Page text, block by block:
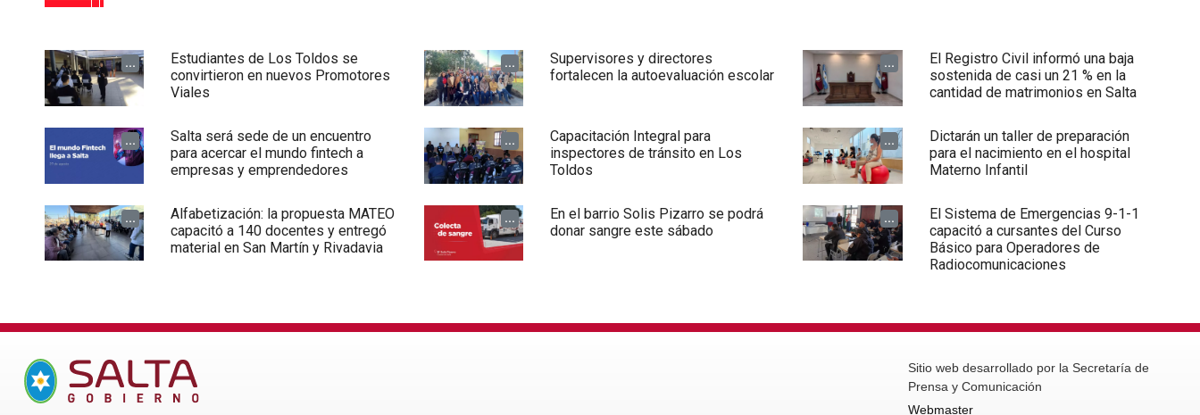
...
Estudiantes de Los Toldos se
convirtieron en nuevos Promotores
Viales
...
Supervisores y directores
fortalecen la autoevaluación escolar
...
El Registro Civil informó una baja
sostenida de casi un 21 % en la
cantidad de matrimonios en Salta
...
Salta será sede de un encuentro
para acercar el mundo fintech a
empresas y emprendedores
...
Capacitación Integral para
inspectores de tránsito en Los
Toldos
...
Dictarán un taller de preparación
para el nacimiento en el hospital
Materno Infantil
...
Alfabetización: la propuesta MATEO
capacitó a 140 docentes y entregó
material en San Martín y Rivadavia
...
En el barrio Solis Pizarro se podrá
donar sangre este sábado
...
El Sistema de Emergencias 9-1-1
capacitó a cursantes del Curso
Básico para Operadores de
Radiocomunicaciones
Sitio web desarrollado por la Secretaría de
Prensa y Comunicación
Webmaster